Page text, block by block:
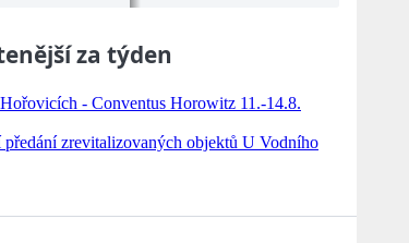
za týden
- Conventus Horowitz 11.-14.8.
předání zrevitalizovaných objektů U Vodního